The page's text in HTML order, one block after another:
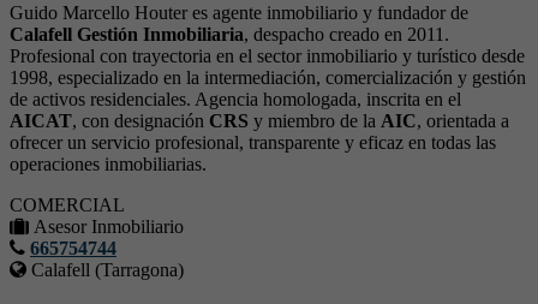
Guido Marcello Houter es agente inmobiliario y fundador de
Calafell Gestión Inmobiliaria, despacho creado en 2011.
Profesional con trayectoria en el sector inmobiliario y turístico desde
1998, especializado en la intermediación, comercialización y gestión
de activos residenciales. Agencia homologada, inscrita en el
AICAT, con designación CRS y miembro de la AIC, orientada a
ofrecer un servicio profesional, transparente y eficaz en todas las
operaciones inmobiliarias.
COMERCIAL
Asesor Inmobiliario
665754744
Calafell (Tarragona)